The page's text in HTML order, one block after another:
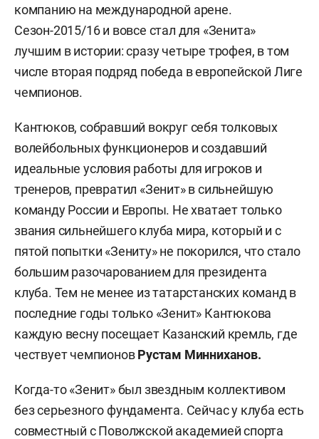
компанию на международной арене.
Сезон-2015/16 и вовсе стал для «Зенита»
лучшим в истории: сразу четыре трофея, в том
числе вторая подряд победа в европейской Лиге
чемпионов.
Кантюков, собравший вокруг себя толковых
волейбольных функционеров и создавший
идеальные условия работы для игроков и
тренеров, превратил «Зенит» в сильнейшую
команду России и Европы. Не хватает только
звания сильнейшего клуба мира, который и с
пятой попытки «Зениту» не покорился, что стало
большим разочарованием для президента
клуба. Тем не менее из татарстанских команд в
последние годы только «Зенит» Кантюкова
каждую весну посещает Казанский кремль, где
чествует чемпионовРустам Минниханов.
Когда-то «Зенит» был звездным коллективом
без серьезного фундамента. Сейчас у клуба есть
совместный с Поволжской академией спорта